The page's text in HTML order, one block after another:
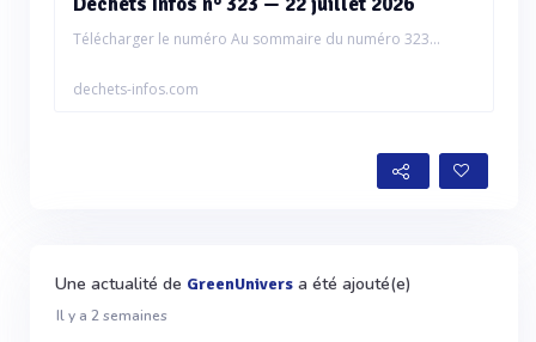
Télécharger le numéro Au sommaire du numéro 323...
dechets-infos.com
Une actualité de GreenUnivers a été ajouté(e)
Il y a 2 semaines